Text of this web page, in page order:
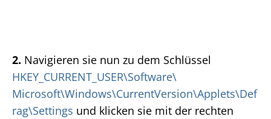
2. Navigieren sie nun zu dem Schlüssel
HKEY_CURRENT_USER\Software\
Microsoft\Windows\CurrentVersion\Applets\Def
rag\Settings und klicken sie mit der rechten